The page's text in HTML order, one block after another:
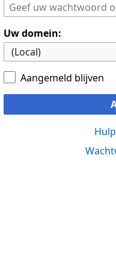
Uw domein:
Aangemeld blijven